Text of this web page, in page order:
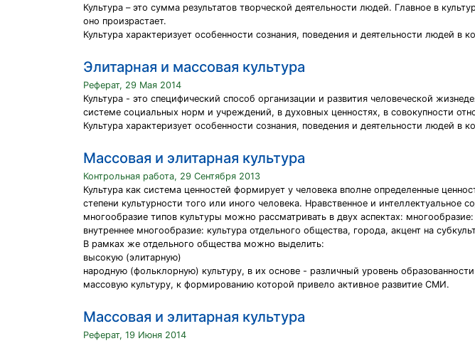
Культура – это сумма результатов творческой деятельности людей. Главное в
оно произрастает.
Культура характеризует особенности сознания, поведения и деятельности людей
Элитарная и массовая культура
Реферат, 29 Мая 2014
Культура - это специфический способ организации и развития человеческой
системе социальных норм и учреждений, в духовных ценностях, в совокупности
Культура характеризует особенности сознания, поведения и деятельности людей
Массовая и элитарная культура
Контрольная работа, 29 Сентября 2013
Культура как система ценностей формирует у человека вполне определенные
степени культурности того или иного человека. Нравственное и
многообразие типов культуры можно рассматривать в двух аспектах:
внутреннее многообразие: культура отдельного общества, города, акцент на
В рамках же отдельного общества можно выделить:
высокую (элитарную)
народную (фольклорную) культуру, в их основе - различный уровень
массовую культуру, к формированию которой привело активное развитие СМИ.
Массовая и элитарная культура
Реферат, 19 Июня 2014